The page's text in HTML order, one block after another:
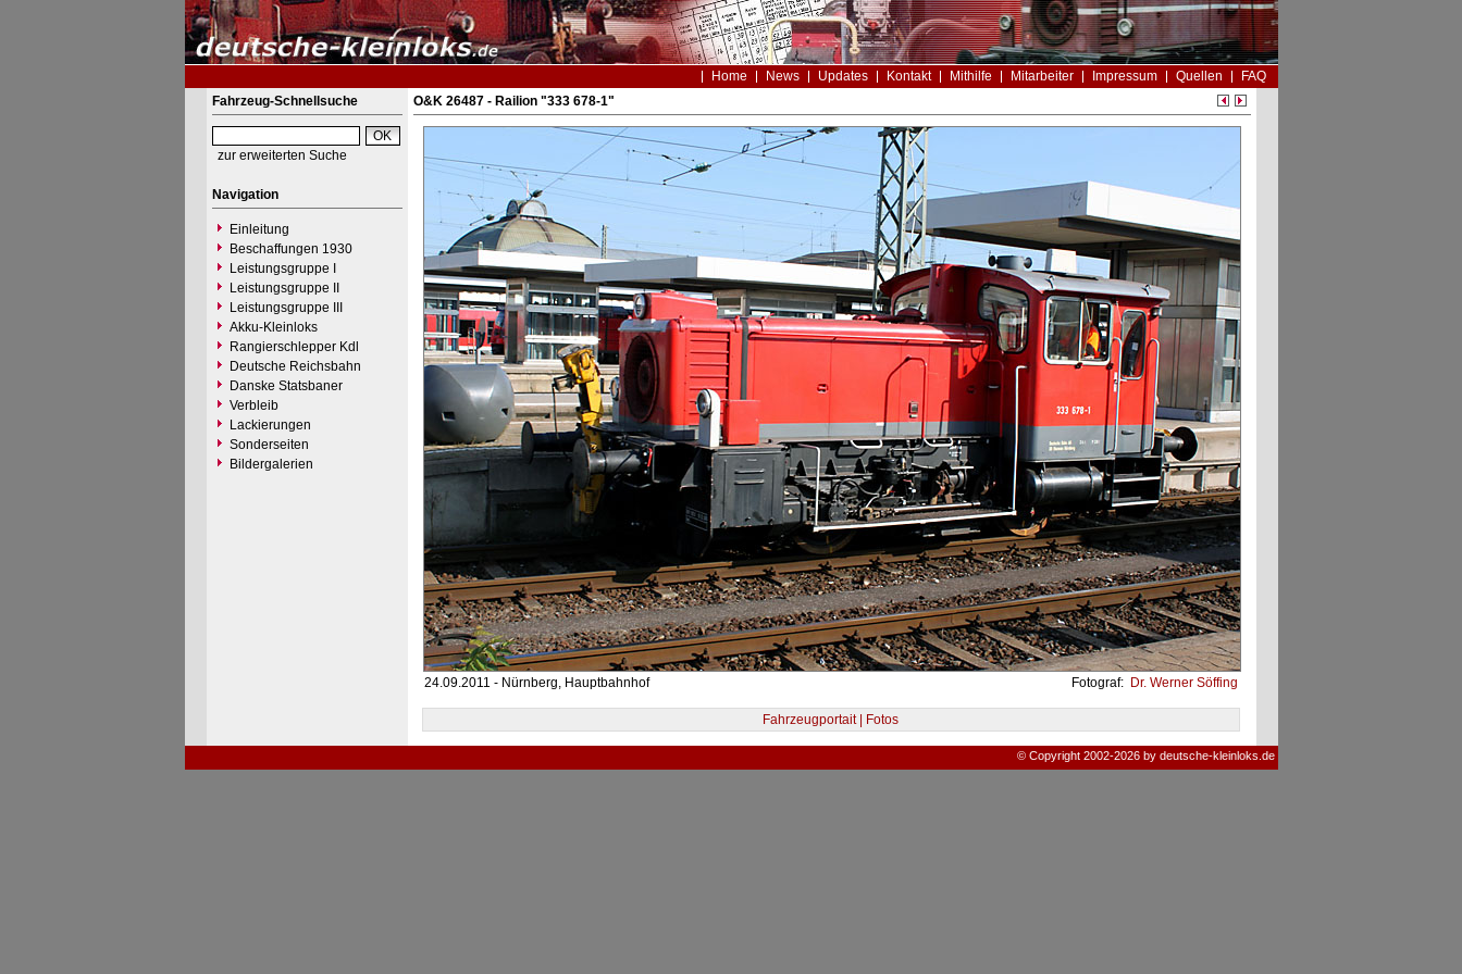
Home News Updates Kontakt Mithilfe Mitarbeiter Impressum Quellen
FAQ
Fahrzeug-Schnellsuche
zur erweiterten Suche
Navigation
Einleitung
Beschaffungen 1930
Leistungsgruppe I
Leistungsgruppe II
Leistungsgruppe III
Akku-Kleinloks
Rangierschlepper Kdl
Deutsche Reichsbahn
Danske Statsbaner
Verbleib
Lackierungen
Sonderseiten
Bildergalerien
O&K 26487 - Railion "333 678-1"
24.09.2011 - Nürnberg, Hauptbahnhof Fotograf: Dr. Werner Söffing
Fahrzeugportait | Fotos
© Copyright 2002-2026 by deutsche-kleinloks.de